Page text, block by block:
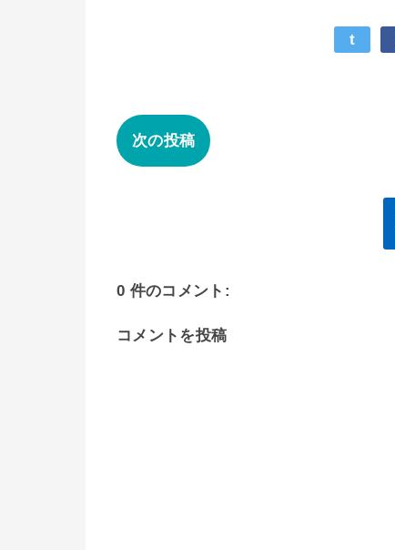
t
次の投稿
0 件のコメント:
コメントを投稿